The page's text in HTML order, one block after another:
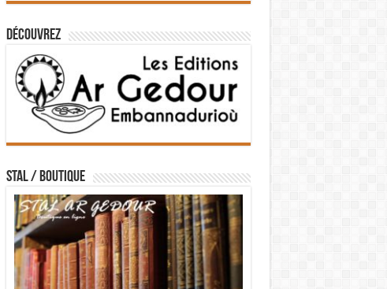
Découvrez
STAL / BOUTIQUE